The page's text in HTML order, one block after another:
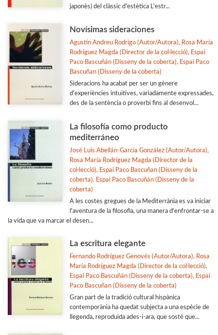
japonès) del clàssic d'estètica L'estr...
Novísimas sideraciones
Agustín Andreu Rodrigo (Autor/Autora), Rosa María
Rodríguez Magda (Director de la col·lecció), Espai
Paco Bascuñán (Disseny de la coberta), Espai Paco
Bascuñan (Disseny de la coberta)
Sideracions ha acabat per ser un gènere
d'experiències intuïtives, variadamente expressades,
des de la sentència o proverbi fins al desenvol...
La filosofía como producto
mediterráneo
José Luis Abellán-García González (Autor/Autora),
Rosa María Rodríguez Magda (Director de la
col·lecció), Espai Paco Bascuñan (Disseny de la
coberta), Espai Paco Bascuñán (Disseny de la
coberta)
A les costes gregues de la Mediterrània es va iniciar
l'aventura de la filosofia, una manera d'enfrontar-se a
la vida que va marcar el desen...
La escritura elegante
Fernando Rodríguez Genovés (Autor/Autora), Rosa
María Rodríguez Magda (Director de la col·lecció),
Espai Paco Bascuñán (Disseny de la coberta), Espai
Paco Bascuñan (Disseny de la coberta)
Gran part de la tradició cultural hispànica
contemporània ha quedat subjecta a una espècie de
llegenda, reproduïda ades-i-ara, que sosté que...